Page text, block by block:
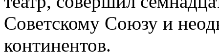
Советскому Союзу и
континентов.